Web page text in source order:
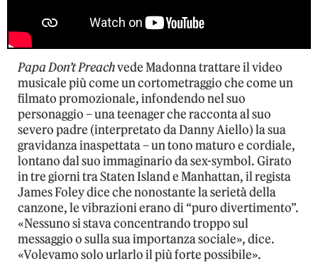
Papa Don’t Preachvede Madonna trattare il video
musicale più come un cortometraggio che come un
filmato promozionale, infondendo nel suo
personaggio – una teenager che racconta al suo
severo padre (interpretato da Danny Aiello) la sua
gravidanza inaspettata – un tono maturo e cordiale,
lontano dal suo immaginario da sex-symbol. Girato
in tre giorni tra Staten Island e Manhattan, il regista
James Foley dice che nonostante la serietà della
canzone, le vibrazioni erano di “puro divertimento”.
«Nessuno si stava concentrando troppo sul
messaggio o sulla sua importanza sociale», dice.
«Volevamo solo urlarlo il più forte possibile».